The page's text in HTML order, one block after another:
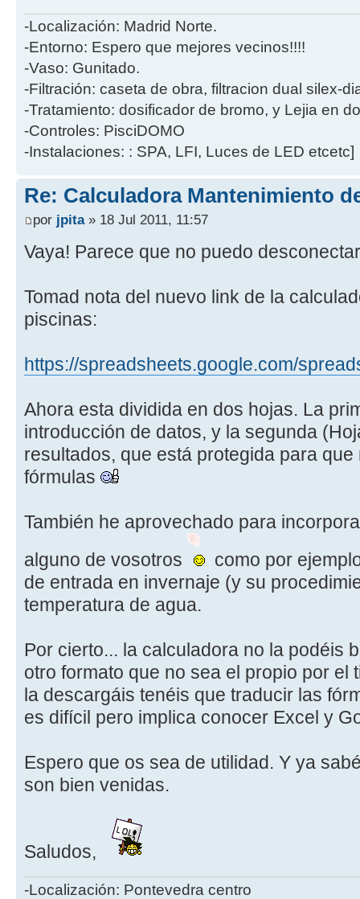
-Localización: Madrid Norte.
-Entorno: Espero que mejores vecinos!!!!
-Vaso: Gunitado.
-Filtración: caseta de obra, filtracion dual silex-
-Tratamiento: dosificador de bromo, y Lejia en
-Controles: PisciDOMO
-Instalaciones: : SPA, LFI, Luces de LED etcetc]
Re: Calculadora Mantenimiento
por jpita» 18 Jul 2011, 11:57
Vaya! Parece que no puedo
Tomad nota del nuevo link de la
piscinas:
https://spreadsheets.google.com/
Ahora esta dividida en dos hojas. La
introducción de datos, y la segunda
resultados, que está protegida para
fórmulas
También he aprovechado para
alguno de vosotros
como por
de entrada en invernaje (y su
temperatura de agua.
Por cierto... la calculadora no la podéis
otro formato que no sea el propio por el
la descargáis tenéis que traducir las
es difícil pero implica conocer Excel y
Espero que os sea de utilidad. Y ya
son bien venidas.
Saludos,
-Localización: Pontevedra centro